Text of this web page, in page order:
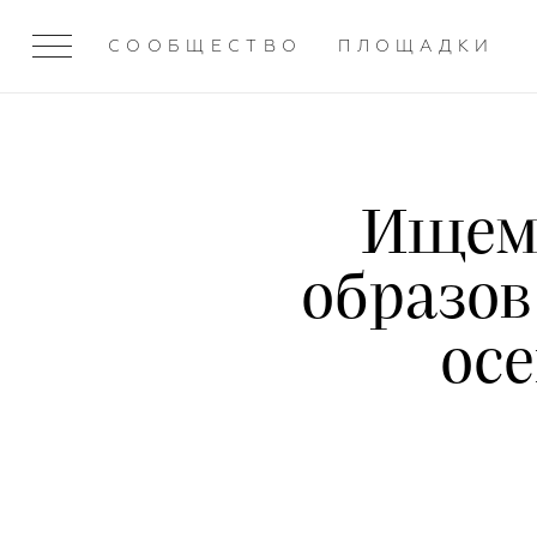
СООБЩЕСТВО ПЛОЩАДКИ
Ищем